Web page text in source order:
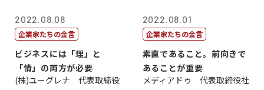
2022.08.08
企業家たちの金言
ビジネスには「理」と
「情」の両方が必要
(株)ユーグレナ 代表取締役
2022.08.01
企業家たちの金言
素直であること。前向きで
あることが重要
メディアドゥ 代表取締役社